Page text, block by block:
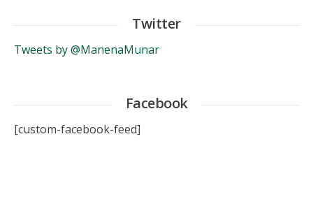
Twitter
Tweets by @ManenaMunar
Facebook
[custom-facebook-feed]